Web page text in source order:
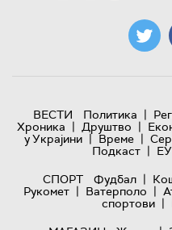
ВЕСТИ Политика |
Хроника | Друштво |
у Украјини | Време |
Подкаст |
СПОРТ
Фудбал |
Рукомет | Ватерполо |
спортови |